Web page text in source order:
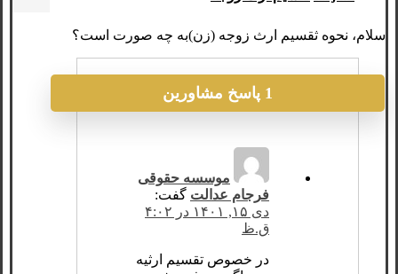
سلام، نحوه ثقسیم ارث زوجه (زن)به چه صورت است؟
1 پاسخ مشاورین
موسسه حقوقی
فرجام عدالت گفت:
دی ۱۵, ۱۴۰۱ در ۴:۰۲
ق.ظ
در خصوص تقسیم ارثیه